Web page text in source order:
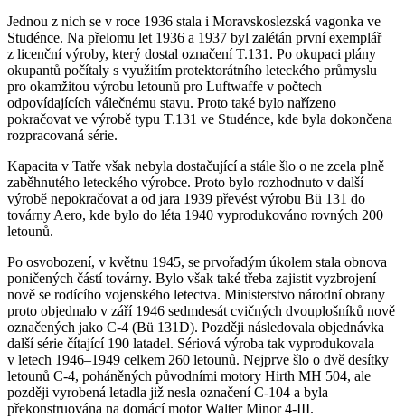
Jednou z nich se v roce 1936 stala i Moravskoslezská vagonka ve
Studénce. Na přelomu let 1936 a 1937 byl zalétán první exemplář
z licenční výroby, který dostal označení T.131. Po okupaci plány
okupantů počítaly s využitím protektorátního leteckého průmyslu
pro okamžitou výrobu letounů pro Luftwaffe v počtech
odpovídajících válečnému stavu. Proto také bylo nařízeno
pokračovat ve výrobě typu T.131 ve Studénce, kde byla dokončena
rozpracovaná série.
Kapacita v Tatře však nebyla dostačující a stále šlo o ne zcela plně
zaběhnutého leteckého výrobce. Proto bylo rozhodnuto v další
výrobě nepokračovat a od jara 1939 převést výrobu Bü 131 do
továrny Aero, kde bylo do léta 1940 vyprodukováno rovných 200
letounů.
Po osvobození, v květnu 1945, se prvořadým úkolem stala obnova
poničených částí továrny. Bylo však také třeba zajistit vyzbrojení
nově se rodícího vojenského letectva. Ministerstvo národní obrany
proto objednalo v září 1946 sedmdesát cvičných dvouplošníků nově
označených jako C-4 (Bü 131D). Později následovala objednávka
další série čítající 190 latadel. Sériová výroba tak vyprodukovala
v letech 1946–1949 celkem 260 letounů. Nejprve šlo o dvě desítky
letounů C-4, poháněných původními motory Hirth MH 504, ale
později vyrobená letadla již nesla označení C-104 a byla
překonstruována na domácí motor Walter Minor 4-III.